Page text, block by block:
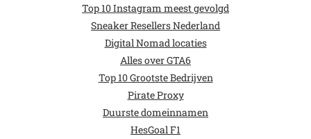
Top 10 Instagram meest gevolgd
Sneaker Resellers Nederland
Digital Nomad locaties
Alles over GTA6
Top 10 Grootste Bedrijven
Pirate Proxy
Duurste domeinnamen
HesGoal F1